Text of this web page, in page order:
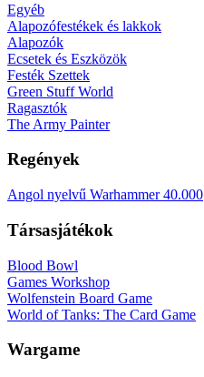
Egyéb
Alapozófestékek és lakkok
Alapozók
Ecsetek és Eszközök
Festék Szettek
Green Stuff World
Ragasztók
The Army Painter
Regények
Angol nyelvű Warhammer 40.000
Társasjátékok
Blood Bowl
Games Workshop
Wolfenstein Board Game
World of Tanks: The Card Game
Wargame